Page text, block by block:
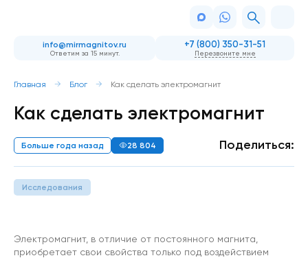
info@mirmagnitov.ru
Ответим за 15 минут.
+7 (800) 350-31-51
Перезвоните мне
Главная Блог Как сделать электромагнит
Как сделать электромагнит
Больше года назад 28 804 Поделиться:
Исследования
Электромагнит, в отличие от постоянного магнита,
приобретает свои свойства только под воздействием